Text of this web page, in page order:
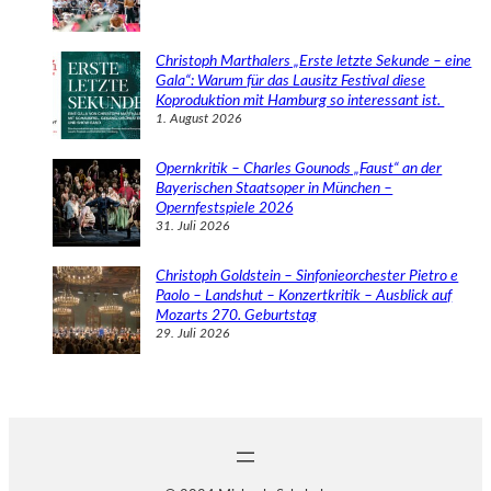
Christoph Marthalers „Erste letzte Sekunde – eine
Gala“: Warum für das Lausitz Festival diese
Koproduktion mit Hamburg so interessant ist.
1. August 2026
Opernkritik – Charles Gounods „Faust“ an der
Bayerischen Staatsoper in München –
Opernfestspiele 2026
31. Juli 2026
Christoph Goldstein – Sinfonieorchester Pietro e
Paolo – Landshut – Konzertkritik – Ausblick auf
Mozarts 270. Geburtstag
29. Juli 2026